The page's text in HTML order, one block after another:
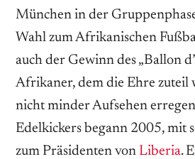
München in der
Wahl zum Afrikanischen
auch der Gewinn des „Ballon
Afrikaner, dem die Ehre zuteil
nicht minder Aufsehen
Edelkickers begann 2005, mit
zum Präsidenten von Liberia.